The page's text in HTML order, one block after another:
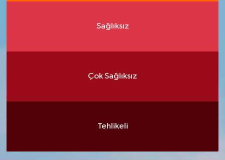
Sağlıksız
Çok Sağlıksız
Tehlikeli